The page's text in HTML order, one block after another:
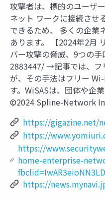
攻撃者は、標的のユーザ
ネット ワークに接続させ
できるため、 多くの企業
あります。 【2024年2月
バー攻撃の脅威、9つの
2883447/ →記事では、フ
が、その手法はフリー
す。WiSASは、団体や企
©2024 Spline-Network
https://gigazine.net/
https://
https://
home-enterprise-
https://